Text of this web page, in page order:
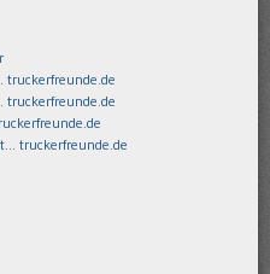
truckerfreunde.de